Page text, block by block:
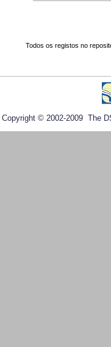
Todos os registos no
Copyright © 2002-2009 The